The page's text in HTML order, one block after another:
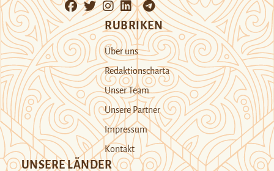
RUBRIKEN
Über uns
Redaktionscharta
Unser Team
Unsere Partner
Impressum
Kontakt
UNSERE LÄNDER